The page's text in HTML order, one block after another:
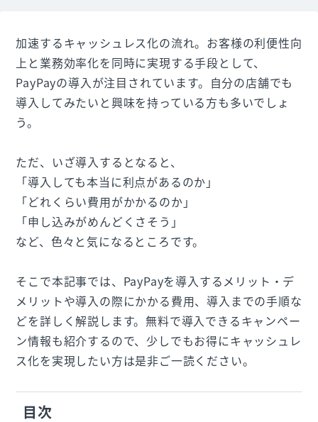
加速するキャッシュレス化の流れ。お客様の利便性向
上と業務効率化を同時に実現する手段として、
PayPayの導入が注目されています。自分の店舗でも
導入してみたいと興味を持っている方も多いでしょ
う。
ただ、いざ導入するとなると、
「導入しても本当に利点があるのか」
「どれくらい費用がかかるのか」
「申し込みがめんどくさそう」
など、色々と気になるところです。
そこで本記事では、PayPayを導入するメリット・デ
メリットや導入の際にかかる費用、導入までの手順な
どを詳しく解説します。無料で導入できるキャンペー
ン情報も紹介するので、少しでもお得にキャッシュレ
ス化を実現したい方は是非ご一読ください。
目次